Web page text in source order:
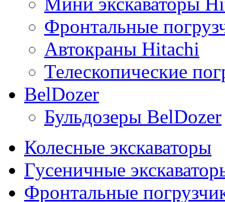
Фронтальные
Автокраны Hitachi
Телескопические
BelDozer
Бульдозеры BelDozer
Колесные экскаваторы
Гусеничные
Фронтальные